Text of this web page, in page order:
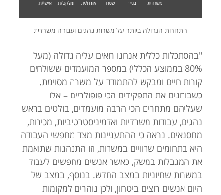
התחרות הגדולה ביותר על משרות נהגים ועבודה משרדית
"בהסתכלות כללית אנחנו רואים עליה גדולה (מעל
80% בממוצע הכללי) במספר המועמדים ששולחים
קורות חיים ומבקש להתמודד על משרה מסוימת.
כשבוחנים את התפקידים הכי פופולריים – אלו
שעליהם מתחרים הכי הרבה מועמדים, בולטים בראש
נהגים, עבודות משרדיות ואדמיניסטרטיביות, מכירות,
מחסנאים. נראה כי ההתעניינות מצד מחפשי העבודה
היא בתחומים שרוויים במשרות, וזו התנהגות שתואמת
את המגבלות במשק, כאשר אנשים מחפשים לעבוד
במשרות שחיוניות במצב החדש. בנוסף, במצב של
היום אנשים רוצים ביטחון, ולכן נוהרים למקומות